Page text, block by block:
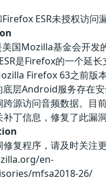
ESR未授权访问
国Mozilla基金会开发
是Firefox的一个延长
Firefox 63之前版
底层Android服务存在
源访问音频数据。目
丁信息，修复了此漏洞
复程序，请及时关注更
en-
mfsa2018-26/